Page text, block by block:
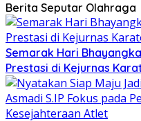
Berita Seputar Olahraga
Semarak Hari
Prestasi di Kejurnas